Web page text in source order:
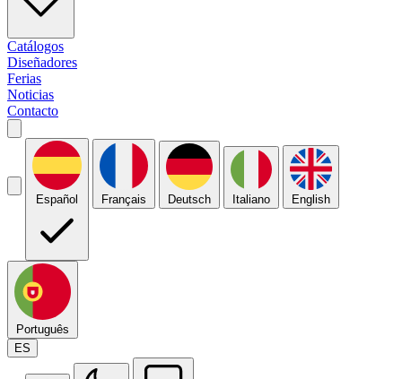
Catálogos
Diseñadores
Ferias
Noticias
Contacto
Español Français Deutsch Italiano English
Português
ES